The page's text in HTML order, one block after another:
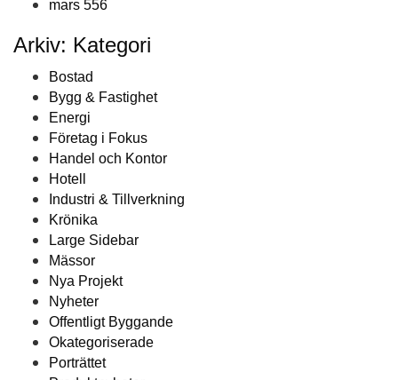
mars 556
Arkiv: Kategori
Bostad
Bygg & Fastighet
Energi
Företag i Fokus
Handel och Kontor
Hotell
Industri & Tillverkning
Krönika
Large Sidebar
Mässor
Nya Projekt
Nyheter
Offentligt Byggande
Okategoriserade
Porträttet